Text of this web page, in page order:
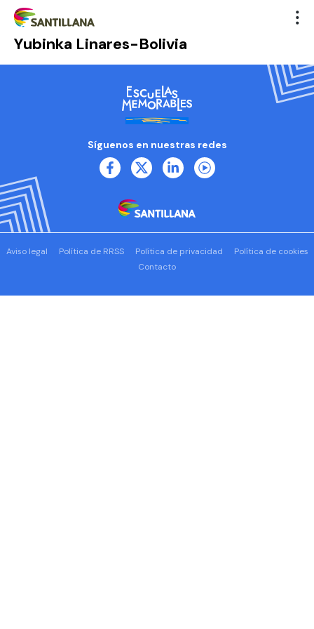
Yubinka Linares-Bolivia
Síguenos en nuestras redes
Aviso legal Política de RRSS Política de privacidad
Política de cookies
Contacto